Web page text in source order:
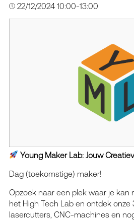
22/12/2024 10:00-13:00
Young Maker Lab: Jouw
Dag (toekomstige) maker!
Opzoek naar een plek waar je kan
het High Tech Lab en ontdek onze
lasercutters, CNC-machines en